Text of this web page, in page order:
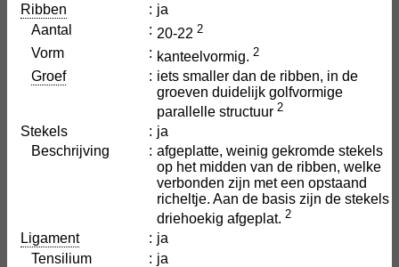
Ribben : ja
Aantal
: 20-22 2
Vorm : kanteelvormig. 2
Groef : iets smaller dan de ribben, in de
groeven duidelijk golfvormige
parallelle structuur 2
Stekels : ja
Beschrijving
: afgeplatte, weinig gekromde stekels
op het midden van de ribben, welke
verbonden zijn met een opstaand
richeltje. Aan de basis zijn de stekels
driehoekig afgeplat. 2
Ligament : ja
Tensilium
: ja